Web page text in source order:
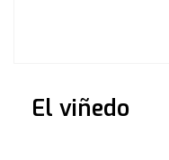
El viñedo